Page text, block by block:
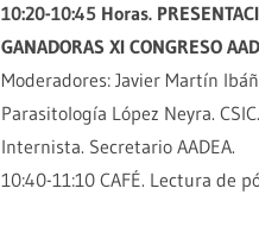
10:20-10:45 Horas.
GANADORAS XI CONGRESO
Moderadores: Javier Martín
Parasitología López Neyra.
Internista. Secretario AADEA.
10:40-11:10 CAFÉ. Lectura de